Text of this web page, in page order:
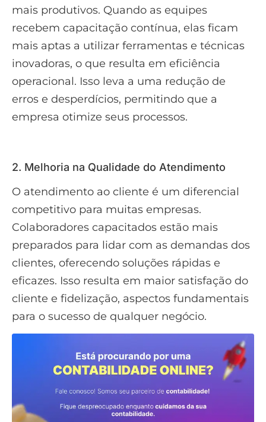
mais produtivos. Quando as equipes
recebem capacitação contínua, elas ficam
mais aptas a utilizar ferramentas e técnicas
inovadoras, o que resulta em eficiência
operacional. Isso leva a uma redução de
erros e desperdícios, permitindo que a
empresa otimize seus processos.
2. Melhoria na Qualidade do Atendimento
O atendimento ao cliente é um diferencial
competitivo para muitas empresas.
Colaboradores capacitados estão mais
preparados para lidar com as demandas dos
clientes, oferecendo soluções rápidas e
eficazes. Isso resulta em maior satisfação do
cliente e fidelização, aspectos fundamentais
para o sucesso de qualquer negócio.